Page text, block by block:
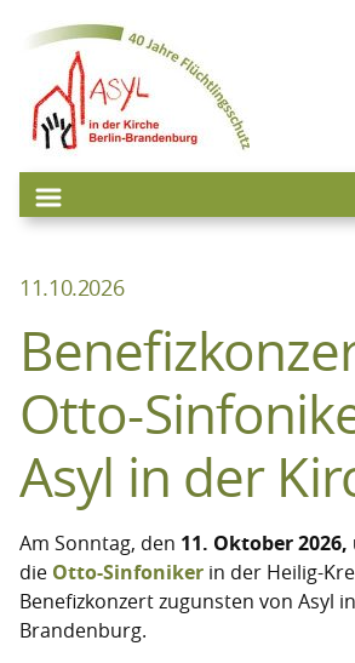
Inhalt
springen
11.10.2026
Otto-
Asyl in der
Am Sonntag, den 11. Oktober
die Otto-Sinfoniker in der Heilig-
Benefizkonzert zugunsten von Asyl
Brandenburg.